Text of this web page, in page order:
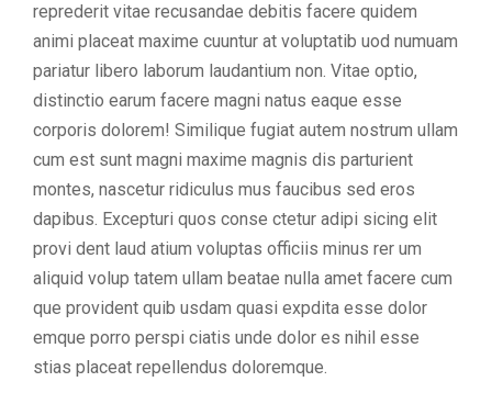
reprederit vitae recusandae debitis facere quidem
animi placeat maxime cuuntur at voluptatib uod numuam
pariatur libero laborum laudantium non. Vitae optio,
distinctio earum facere magni natus eaque esse
corporis dolorem! Similique fugiat autem nostrum ullam
cum est sunt magni maxime magnis dis parturient
montes, nascetur ridiculus mus faucibus sed eros
dapibus. Excepturi quos conse ctetur adipi sicing elit
provi dent laud atium voluptas officiis minus rer um
aliquid volup tatem ullam beatae nulla amet facere cum
que provident quib usdam quasi expdita esse dolor
emque porro perspi ciatis unde dolor es nihil esse
stias placeat repellendus doloremque.